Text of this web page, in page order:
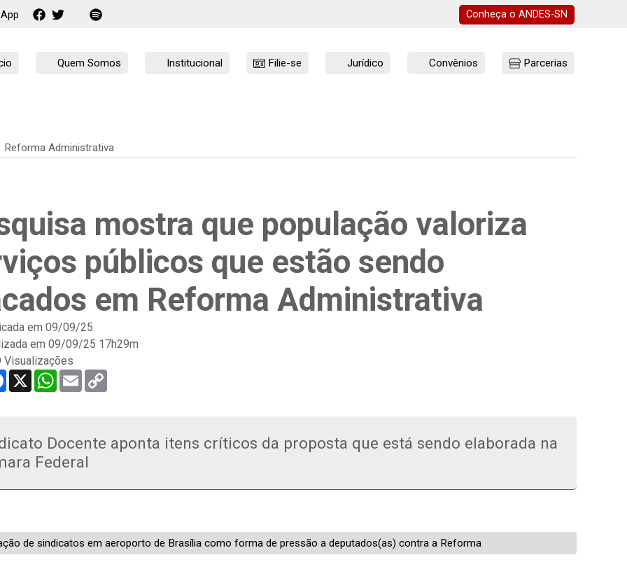
Conheça o ANDES-SN
Quem Somos Institucional Filie-se Jurídico Convênios Parcerias
Reforma Administrativa
mostra que população valoriza
públicos que estão sendo
em Reforma Administrativa
em09/09/25
em 09/09/25 17h29m
Visualizações
Facebook
X WhatsApp
Email
Docente aponta itens críticos da proposta que está sendo elaborada na
Federal
de sindicatos em aeroporto de Brasília como forma de pressão a deputados(as) contra a Reforma